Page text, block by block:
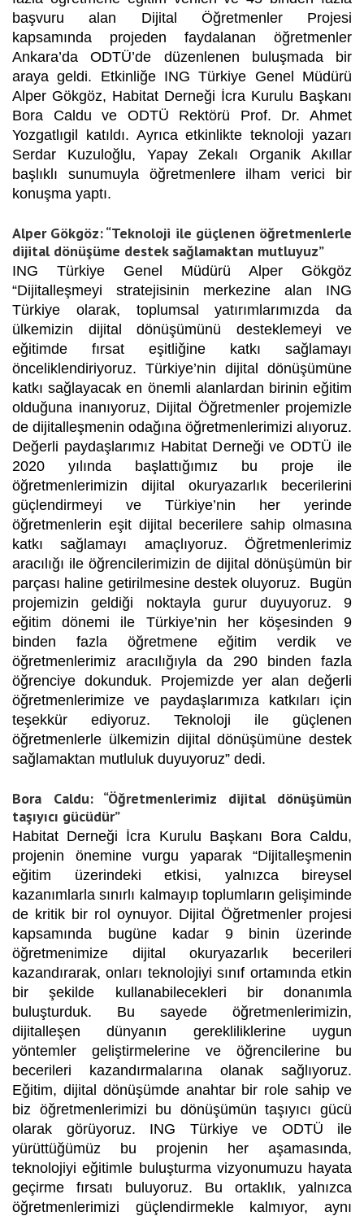
başvuru alan Dijital Öğretmenler Projesi
kapsamında projeden faydalanan öğretmenler
Ankara’da ODTÜ’de düzenlenen buluşmada bir
araya geldi. Etkinliğe ING Türkiye Genel Müdürü
Alper Gökgöz, Habitat Derneği İcra Kurulu Başkanı
Bora Caldu ve ODTÜ Rektörü Prof. Dr. Ahmet
Yozgatlıgil katıldı. Ayrıca etkinlikte teknoloji yazarı
Serdar Kuzuloğlu, Yapay Zekalı Organik Akıllar
başlıklı sunumuyla öğretmenlere ilham verici bir
konuşma yaptı.
Alper Gökgöz: “Teknoloji ile güçlenen öğretmenlerle
dijital dönüşüme destek sağlamaktan mutluyuz”
ING Türkiye Genel Müdürü Alper Gökgöz
“Dijitalleşmeyi stratejisinin merkezine alan ING
Türkiye olarak, toplumsal yatırımlarımızda da
ülkemizin dijital dönüşümünü desteklemeyi ve
eğitimde fırsat eşitliğine katkı sağlamayı
önceliklendiriyoruz. Türkiye’nin dijital dönüşümüne
katkı sağlayacak en önemli alanlardan birinin eğitim
olduğuna inanıyoruz, Dijital Öğretmenler projemizle
de dijitalleşmenin odağına öğretmenlerimizi alıyoruz.
Değerli paydaşlarımız Habitat Derneği ve ODTÜ ile
2020 yılında başlattığımız bu proje ile
öğretmenlerimizin dijital okuryazarlık becerilerini
güçlendirmeyi ve Türkiye’nin her yerinde
öğretmenlerin eşit dijital becerilere sahip olmasına
katkı sağlamayı amaçlıyoruz. Öğretmenlerimiz
aracılığı ile öğrencilerimizin de dijital dönüşümün bir
parçası haline getirilmesine destek oluyoruz. Bugün
projemizin geldiği noktayla gurur duyuyoruz. 9
eğitim dönemi ile Türkiye’nin her köşesinden 9
binden fazla öğretmene eğitim verdik ve
öğretmenlerimiz aracılığıyla da 290 binden fazla
öğrenciye dokunduk. Projemizde yer alan değerli
öğretmenlerimize ve paydaşlarımıza katkıları için
teşekkür ediyoruz. Teknoloji ile güçlenen
öğretmenlerle ülkemizin dijital dönüşümüne destek
sağlamaktan mutluluk duyuyoruz” dedi.
Bora Caldu: “Öğretmenlerimiz dijital dönüşümün
taşıyıcı gücüdür”
Habitat Derneği İcra Kurulu Başkanı Bora Caldu,
projenin önemine vurgu yaparak “Dijitalleşmenin
eğitim üzerindeki etkisi, yalnızca bireysel
kazanımlarla sınırlı kalmayıp toplumların gelişiminde
de kritik bir rol oynuyor. Dijital Öğretmenler projesi
kapsamında bugüne kadar 9 binin üzerinde
öğretmenimize dijital okuryazarlık becerileri
kazandırarak, onları teknolojiyi sınıf ortamında etkin
bir şekilde kullanabilecekleri bir donanımla
buluşturduk. Bu sayede öğretmenlerimizin,
dijitalleşen dünyanın gerekliliklerine uygun
yöntemler geliştirmelerine ve öğrencilerine bu
becerileri kazandırmalarına olanak sağlıyoruz.
Eğitim, dijital dönüşümde anahtar bir role sahip ve
biz öğretmenlerimizi bu dönüşümün taşıyıcı gücü
olarak görüyoruz. ING Türkiye ve ODTÜ ile
yürüttüğümüz bu projenin her aşamasında,
teknolojiyi eğitimle buluşturma vizyonumuzu hayata
geçirme fırsatı buluyoruz. Bu ortaklık, yalnızca
öğretmenlerimizi güçlendirmekle kalmıyor, aynı